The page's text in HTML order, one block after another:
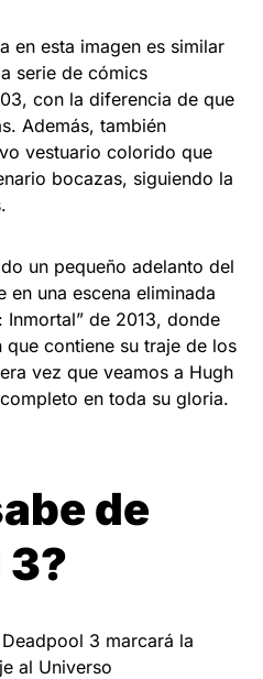
en esta imagen es similar
serie de cómics
con la diferencia de que
Además, también
vestuario colorido que
bocazas, siguiendo la
un pequeño adelanto del
una escena eliminada
Inmortal” de 2013, donde
que contiene su traje de los
vez que veamos a Hugh
en toda su gloria.
de
3?
3 marcará la
al Universo